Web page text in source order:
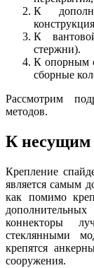
К
К
стержни).
К опорным
сборные
Рассмотрим
методов.
К несущим
Крепление
является самым
как помимо
коннекторы
стеклянными
крепятся
сооружения.